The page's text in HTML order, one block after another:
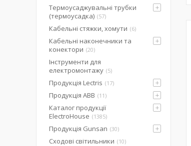
Термоусаджувальні трубки
(термоусадка) 57
Кабельні стяжки, хомути 6
Кабельні наконечники та
конектори 20
Інструменти для
електромонтажу 5
Продукція Lectris 17
Продукція ABB 11
Каталог продукції
ElectroHouse
1385
Продукція Gunsan 30
Сходові світильники 10